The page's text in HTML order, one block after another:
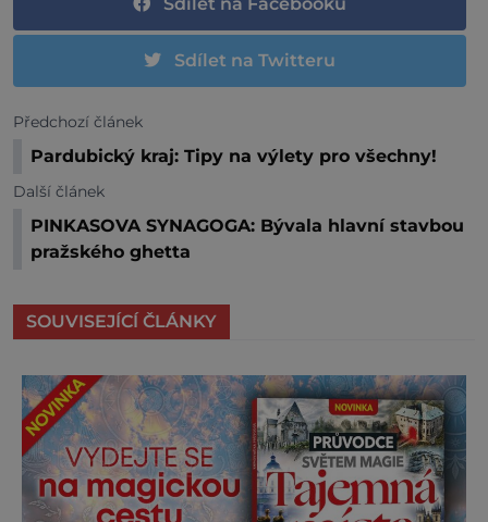
Sdílet na Twitteru
Předchozí článek
Pardubický kraj: Tipy na výlety pro všechny!
Další článek
PINKASOVA SYNAGOGA: Bývala hlavní stavbou
pražského ghetta
SOUVISEJÍCÍ ČLÁNKY